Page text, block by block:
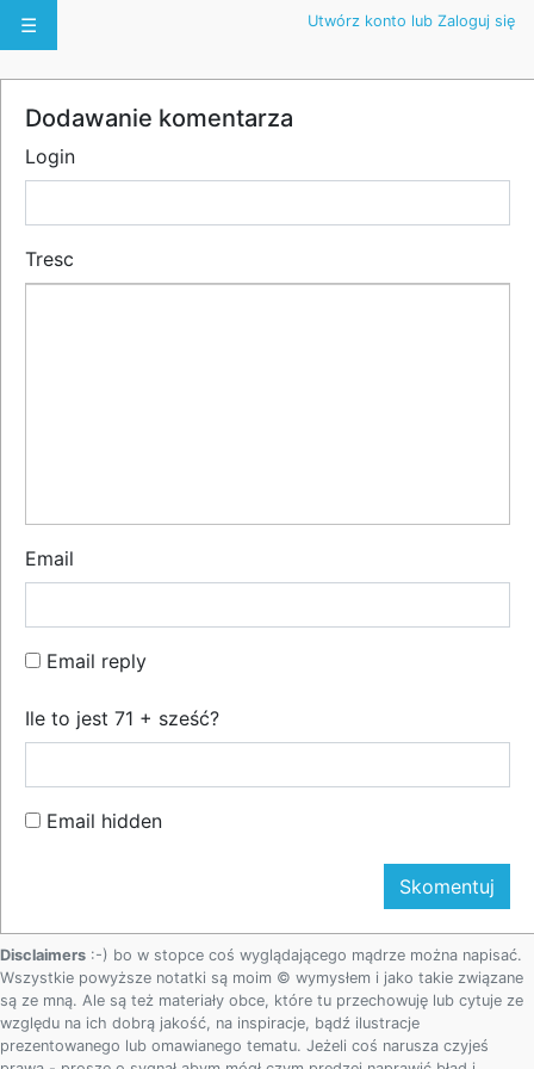
☰ Utwórz konto lub Zaloguj się
Dodawanie komentarza
Login
Tresc
Email
Email reply
Ile to jest 71 + sześć?
Email hidden
Disclaimers :-) bo w stopce coś wyglądającego mądrze można napisać.
Wszystkie powyższe notatki są moim © wymysłem i jako takie związane
są ze mną. Ale są też materiały obce, które tu przechowuję lub cytuje ze
względu na ich dobrą jakość, na inspiracje, bądź ilustracje
prezentowanego lub omawianego tematu. Jeżeli coś narusza czyjeś